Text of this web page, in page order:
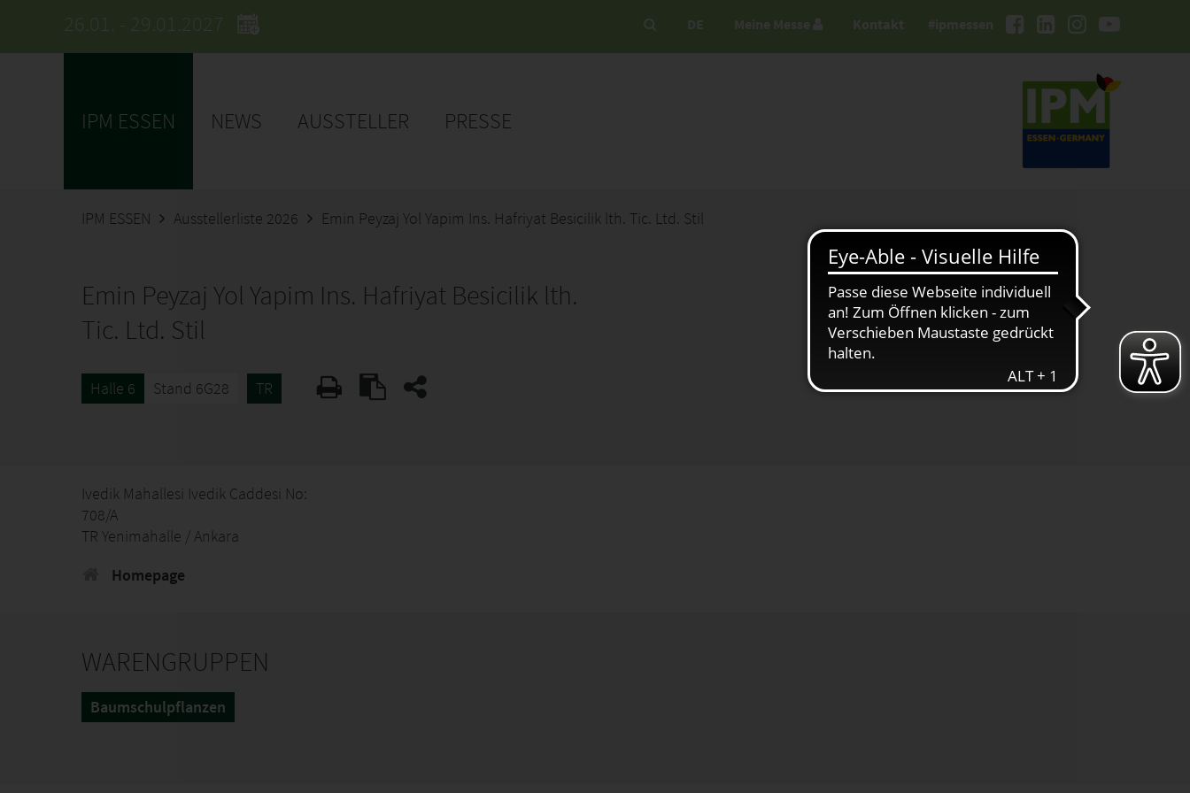
26.01. - 29.01.2027 #ipmessen
DE Meine Messe Kontakt
IPM ESSEN NEWS AUSSTELLER PRESSE
IPM ESSEN Ausstellerliste 2026 Emin Peyzaj Yol Yapim Ins. Hafriyat Besicilik lth. Tic. Ltd. Stil
Emin Peyzaj Yol Yapim Ins. Hafriyat Besicilik lth.
Tic. Ltd. Stil
Halle 6 Stand 6G28 TR
Ivedik Mahallesi Ivedik Caddesi No:
708/A
TR Yenimahalle / Ankara
Homepage
WARENGRUPPEN
Baumschulpflanzen